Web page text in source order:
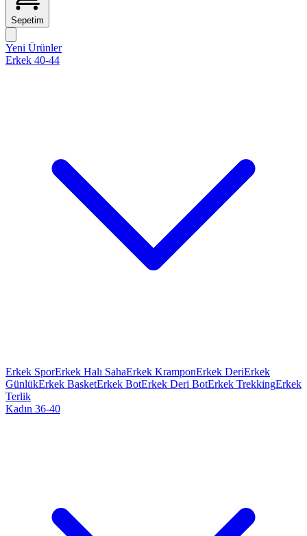
Sepetim
Yeni Ürünler
Erkek 40-44
Erkek SporErkek Halı SahaErkek KramponErkek DeriErkek
GünlükErkek BasketErkek BotErkek Deri BotErkek TrekkingErkek
Terlik
Kadın 36-40